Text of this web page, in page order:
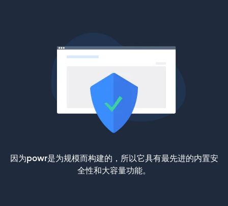
因为powr是为规模而构建的，所以它具有最先进的内置安
全性和大容量功能。